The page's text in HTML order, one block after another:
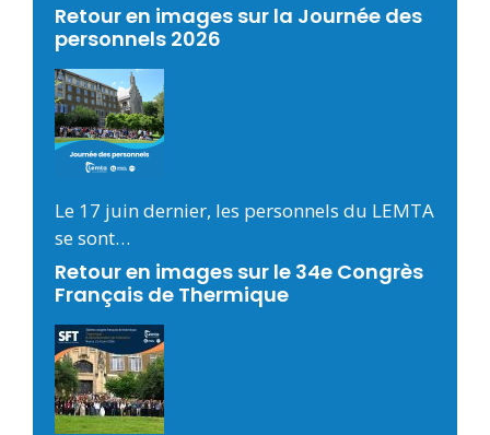
Retour en images sur la Journée des
personnels 2026
Le 17 juin dernier, les personnels du LEMTA
se sont…
Retour en images sur le 34e Congrès
Français de Thermique